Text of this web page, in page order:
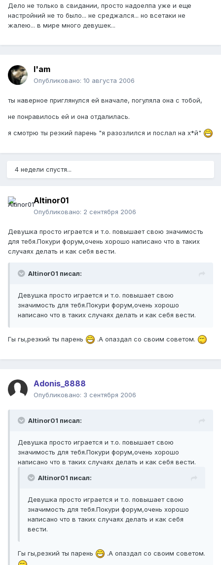
Дело не только в свидании, просто надоелпа уже и еще
настройний не то было... не среджался... но всетаки не
жалею... в мире много девушек...
I'am
Опубликовано: 10 августа 2006
ты наверное приглянулся ей вначале, погуляла она с тобой,
не понравилось ей и она отдалилась.
я смотрю ты резкий парень "я разозлился и послал на х*й"
4 недели спустя...
Altinor01
Опубликовано: 2 сентября 2006
Девушка просто играется и т.о. повышает свою значимость
для тебя.Покури форум,очень хорошо написано что в таких
случаях делать и как себя вести.
Altinor01 писал:
Девушка просто играется и т.о. повышает свою
значимость для тебя.Покури форум,очень хорошо
написано что в таких случаях делать и как себя вести.
Гы гы,резкий ты парень .А опаздал со своим советом.
Adonis_8888
Опубликовано: 3 сентября 2006
Altinor01 писал:
Девушка просто играется и т.о. повышает свою
значимость для тебя.Покури форум,очень хорошо
написано что в таких случаях делать и как себя вести.
Altinor01 писал:
Девушка просто играется и т.о. повышает свою
значимость для тебя.Покури форум,очень хорошо
написано что в таких случаях делать и как себя
вести.
Гы гы,резкий ты парень .А опаздал со своим советом.